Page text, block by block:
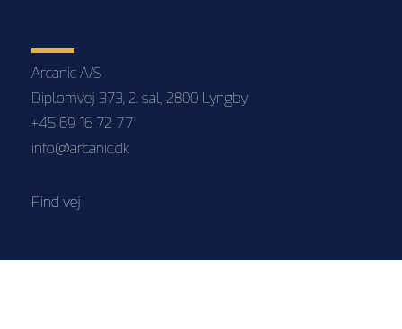
Arcanic A/S
Diplomvej 373, 2. sal, 2800 Lyngby
+45 69 16 72 77
info@arcanic.dk
Find vej